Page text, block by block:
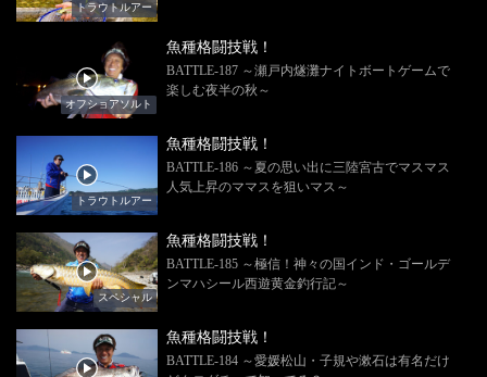
トラウトルアー
オフショアソルト
魚種格闘技戦！
BATTLE-187 ～瀬戸内燧灘ナイトボートゲームで
楽しむ夜半の秋～
トラウトルアー
魚種格闘技戦！
BATTLE-186 ～夏の思い出に三陸宮古でマスマス
人気上昇のママスを狙いマス～
スペシャル
魚種格闘技戦！
BATTLE-185 ～極信！神々の国インド・ゴールデ
ンマハシール西遊黄金釣行記～
魚種格闘技戦！
BATTLE-184 ～愛媛松山・子規や漱石は有名だけ